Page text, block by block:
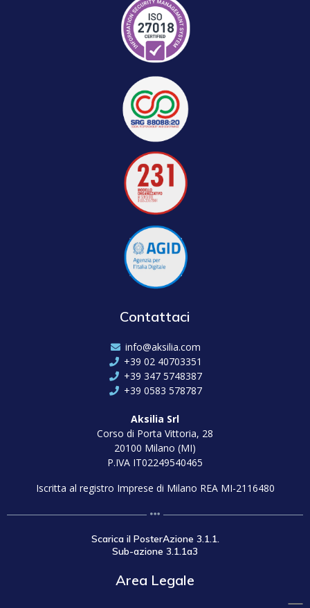
Contattaci
info@aksilia.com
+39 02 40703351
+39 347 5748387
+39 0583 578787
Aksilia Srl
Corso di Porta Vittoria, 28
20100 Milano (MI)
P.IVA IT02249540465
Iscritta al registro Imprese di Milano REA MI-2116480
Scarica il PosterAzione 3.1.1.
Sub-azione 3.1.1a3
Area Legale